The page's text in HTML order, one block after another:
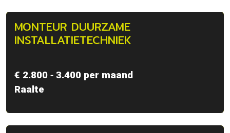
MONTEUR DUURZAME
INSTALLATIETECHNIEK
€ 2.800 ‐ 3.400 per maand
Raalte